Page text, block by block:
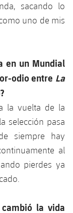
sacando lo
uno de mis
en un Mundial
odio entre La
la vuelta de la
selección pasa
siempre hay
al
pierdes ya
la vida